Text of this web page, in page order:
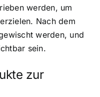
werden, um
Nach dem
werden, und
sein.
zur